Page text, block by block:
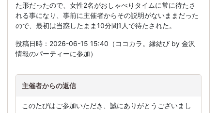
た形だったので、女性2名がおしゃべりタイムに常に待たさ
れる事になり、事前に主催者からその説明がないままだった
ので、最初は当惑したまま10分間1人で待たされた。
投稿日時：2026-06-15 15:40（ココカラ。縁結び by 金沢
情報のパーティーに参加）
主催者からの返信
このたびはご参加いただき、誠にありがとうございまし